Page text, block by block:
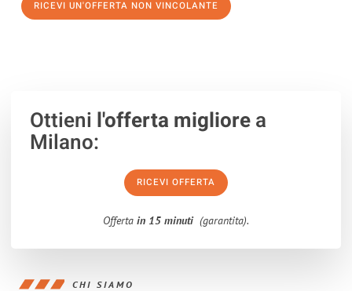
RICEVI UN'OFFERTA NON VINCOLANTE
Ottieni l'offerta migliorea
Milano:
RICEVI OFFERTA
Offerta in 15 minuti (garantita).
CHI SIAMO